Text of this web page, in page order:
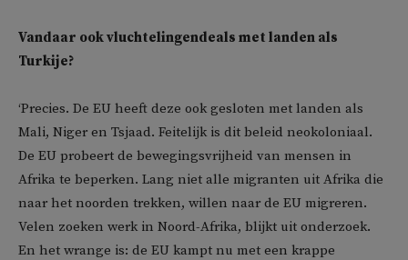
Vandaar ook vluchtelingendeals met landen als
Turkije?
‘Precies. De EU heeft deze ook gesloten met landen als
Mali, Niger en Tsjaad. Feitelijk is dit beleid neokoloniaal.
De EU probeert de bewegingsvrijheid van mensen in
Afrika te beperken. Lang niet alle migranten uit Afrika die
naar het noorden trekken, willen naar de EU migreren.
Velen zoeken werk in Noord-Afrika, blijkt uit onderzoek.
En het wrange is: de EU kampt nu met een krappe